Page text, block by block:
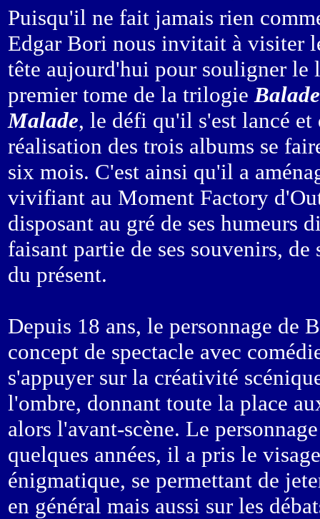
Puisqu'il ne fait jamais rien
Edgar Bori nous invitait à visiter
tête aujourd'hui pour souligner le
premier tome de la trilogie
Malade, le défi qu'il s'est lancé et
réalisation des trois albums se
six mois. C'est ainsi qu'il a
vivifiant au Moment Factory
disposant au gré de ses humeurs
faisant partie de ses souvenirs,
du présent.
Depuis 18 ans, le personnage de
concept de spectacle avec
s'appuyer sur la créativité
l'ombre, donnant toute la place
alors l'avant-scène. Le
quelques années, il a pris le
énigmatique, se permettant de
en général mais aussi sur les